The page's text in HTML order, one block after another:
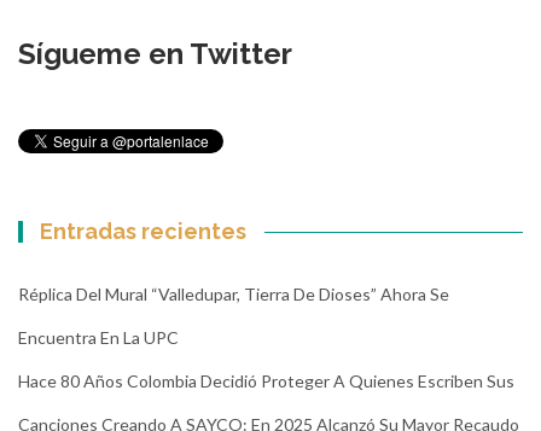
Sígueme en Twitter
Entradas recientes
Réplica Del Mural “Valledupar, Tierra De Dioses” Ahora Se
Encuentra En La UPC
Hace 80 Años Colombia Decidió Proteger A Quienes Escriben Sus
Canciones Creando A SAYCO: En 2025 Alcanzó Su Mayor Recaudo